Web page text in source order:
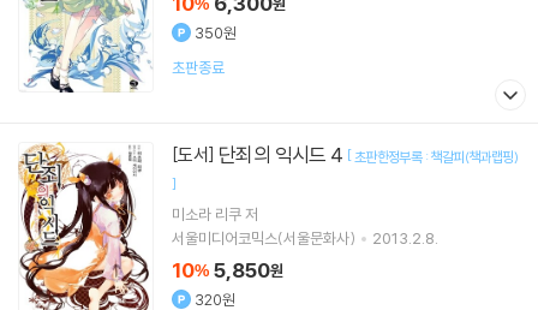
350원
초판종료
[도서] 단죄의 익시드 4 [초판한정부록 : 책갈피(책과랩핑)
]
미소라 리쿠저
서울미디어코믹스(서울문화사)
2013.2.8.
10% 5,850원
320원